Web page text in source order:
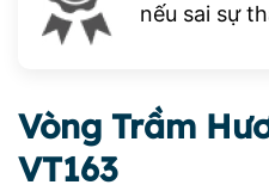
nếu sai sự
Vòng Trầm
VT163